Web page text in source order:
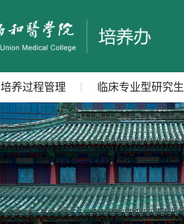
培养过程管理 临床专业型研究生